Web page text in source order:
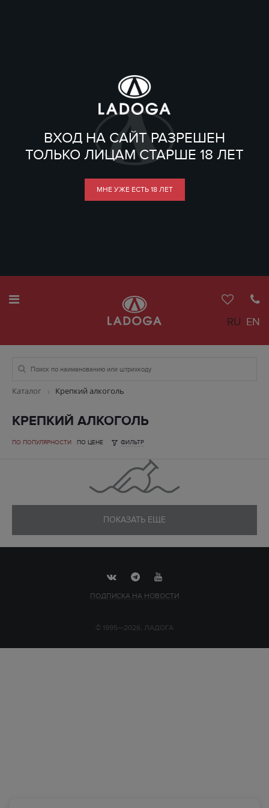
ВХОД НА САЙТ РАЗРЕШЕН
ТОЛЬКО ЛИЦАМ СТАРШЕ 18 ЛЕТ
МНЕ УЖЕ ЕСТЬ 18 ЛЕТ
RU EN
Каталог Крепкий алкоголь
КРЕПКИЙ АЛКОГОЛЬ
ПО ПОПУЛЯРНОСТИ ПО ЦЕНЕ ФИЛЬТР
ПОКАЗАТЬ ЕЩЕ
ПОДПИСКА НА НОВОСТИ
© 1995—2026, ЛАДОГА